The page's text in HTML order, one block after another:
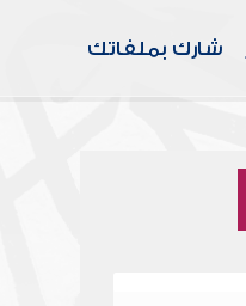
شارك بملفاتك